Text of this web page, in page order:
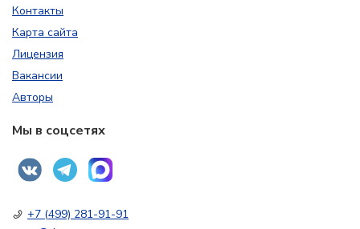
Контакты
Карта сайта
Лицензия
Вакансии
Авторы
Мы в соцсетях
+7 (499) 281-91-91